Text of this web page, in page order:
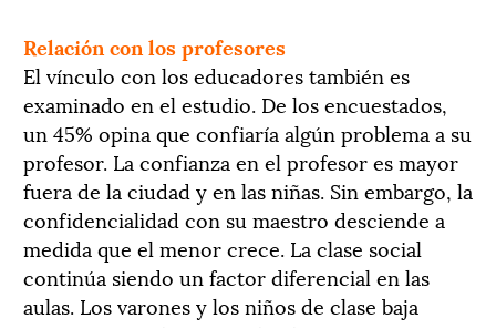
Relación con los profesores
El vínculo con los educadores también es
examinado en el estudio. De los encuestados,
un 45% opina que confiaría algún problema a su
profesor. La confianza en el profesor es mayor
fuera de la ciudad y en las niñas. Sin embargo, la
confidencialidad con su maestro desciende a
medida que el menor crece. La clase social
continúa siendo un factor diferencial en las
aulas. Los varones y los niños de clase baja